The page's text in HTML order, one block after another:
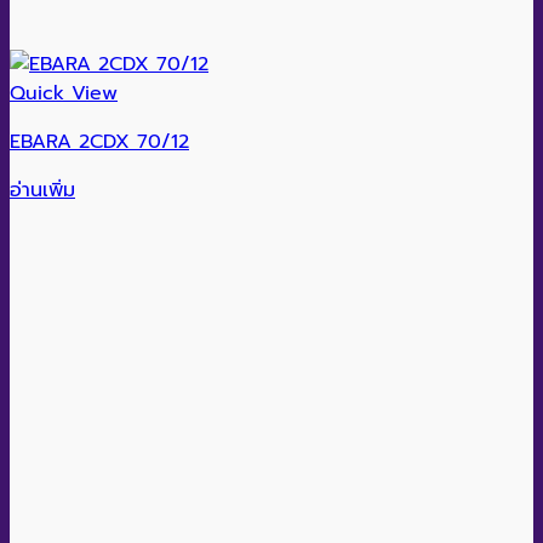
Quick View
EBARA 2CDX 70/12
อ่านเพิ่ม